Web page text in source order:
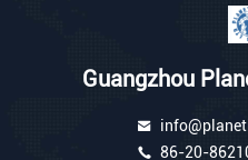
Guangzhou
86-20-